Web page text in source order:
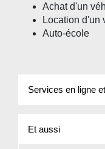
Achat d'un
Location d'un
Auto-école
Services en ligne
Et aussi